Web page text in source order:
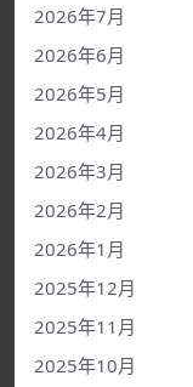
2026年7月
2026年6月
2026年5月
2026年4月
2026年3月
2026年2月
2026年1月
2025年12月
2025年11月
2025年10月